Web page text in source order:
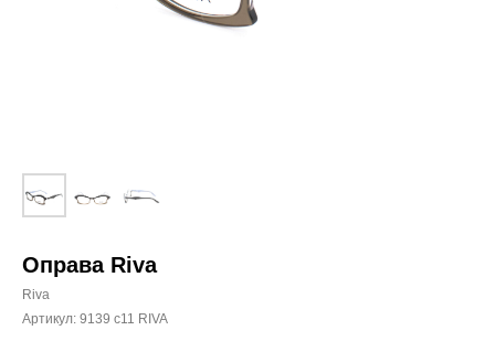
Оправа Riva
Riva
Артикул: 9139 c11 RIVA